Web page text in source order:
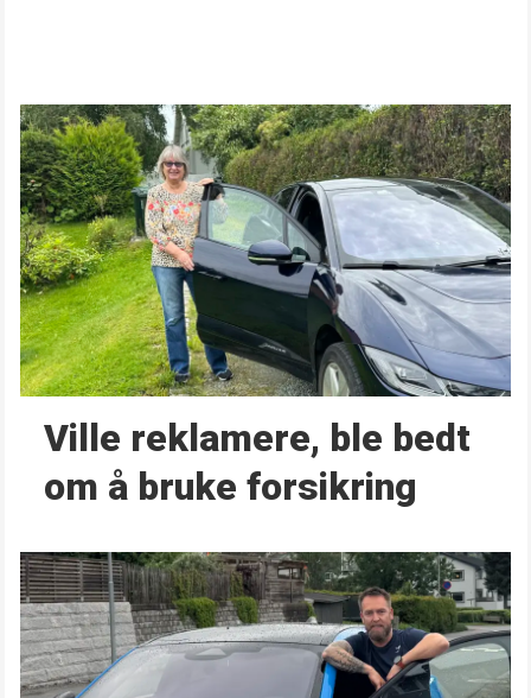
Ville reklamere, ble bedt
om å bruke forsikring